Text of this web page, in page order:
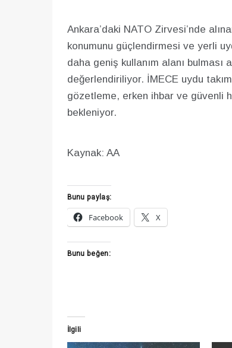
Ankara’daki NATO Zirvesi’nde
konumunu güçlendirmesi ve yerli
daha geniş kullanım alanı bulması
değerlendiriliyor. İMECE uydu
gözetleme, erken ihbar ve güvenli
bekleniyor.
Kaynak: AA
Bunu paylaş:
Facebook
X
Bunu beğen:
İlgili